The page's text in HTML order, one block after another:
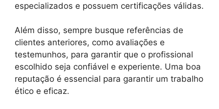
especializados e possuem certificações válidas.
Além disso, sempre busque referências de
clientes anteriores, como avaliações e
testemunhos, para garantir que o profissional
escolhido seja confiável e experiente. Uma boa
reputação é essencial para garantir um trabalho
ético e eficaz.